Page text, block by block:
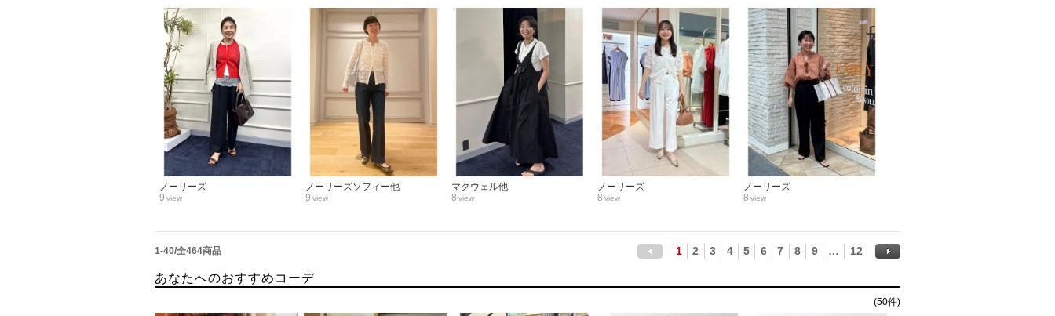
9 view
ノーリーズ
9 view
ノーリーズソフィー他
8 view
マクウェル他
8 view
ノーリーズ
8 view
ノーリーズ
1-40/全464商品 1 2 3 4 5 6 7 8 9 …
12
あなたへのおすすめコーデ
(50件)